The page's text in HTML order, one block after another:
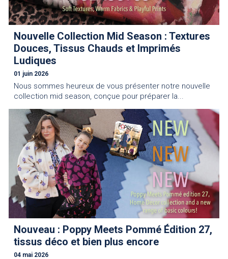
Nouvelle Collection Mid Season : Textures
Douces, Tissus Chauds et Imprimés
Ludiques
01 juin 2026
Nous sommes heureux de vous présenter notre nouvelle
collection mid season, conçue pour préparer la...
Nouveau : Poppy Meets Pommé Édition 27,
tissus déco et bien plus encore
04 mai 2026